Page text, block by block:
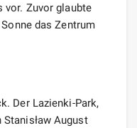
vor. Zuvor glaubte
das Zentrum
Der Lazienki-Park,
August